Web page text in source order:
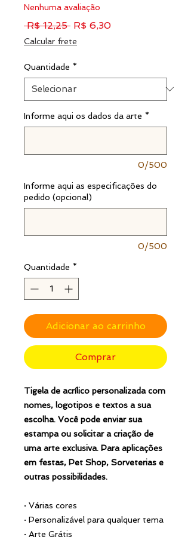
Nenhuma avaliação
R$ 12,25 Preço
R$ 6,30Preço
Calcular frete
Quantidade *
Informe aqui os dados da arte *
0/500
Informe aqui as especificações do
pedido (opcional)
0/500
Quantidade *
Adicionar ao carrinho
Comprar
Tigela de acrílico personalizada com
nomes, logotipos e textos a sua
escolha. Você pode enviar sua
estampa ou solicitar a criação de
uma arte exclusiva. Para aplicações
em festas, Pet Shop, Sorveterias e
outras possibilidades.
· Várias cores
· Personalizável para qualquer tema
· Arte Grátis